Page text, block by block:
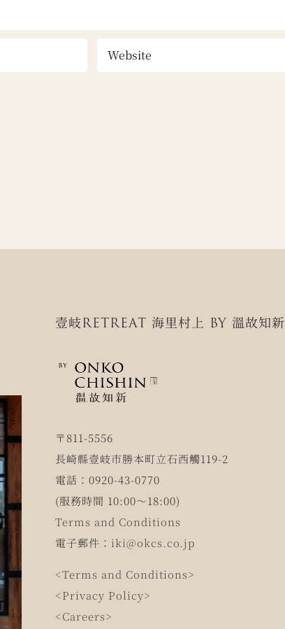
壹岐RETREAT 海里村上 BY 溫故知新
〒811-5556
長崎縣壹岐市勝本町立石西觸119-2
電話：0920-43-0770
(服務時間 10:00～18:00)
Terms and Conditions
電子郵件： iki@okcs.co.jp
<Terms and Conditions>
<Privacy Policy>
<Careers>